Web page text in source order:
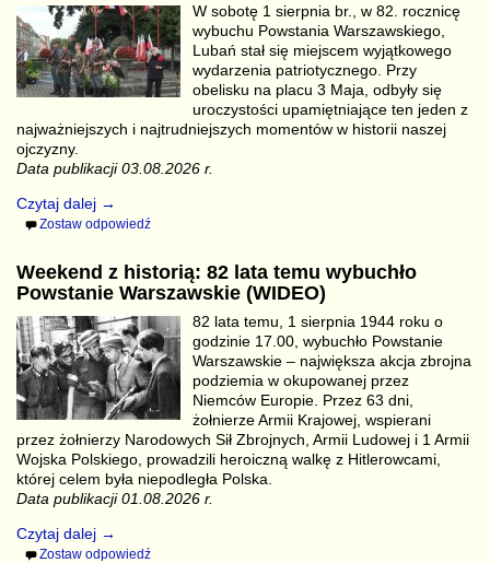
W sobotę 1 sierpnia br., w 82. rocznicę
wybuchu Powstania Warszawskiego,
Lubań stał się miejscem wyjątkowego
wydarzenia patriotycznego. Przy
obelisku na placu 3 Maja, odbyły się
uroczystości upamiętniające ten jeden z
najważniejszych i najtrudniejszych momentów w historii naszej
ojczyzny.
Data publikacji 03.08.2026 r.
Czytaj dalej →
Zostaw odpowiedź
Weekend z historią: 82 lata temu wybuchło
Powstanie Warszawskie (WIDEO)
82 lata temu, 1 sierpnia 1944 roku o
godzinie 17.00, wybuchło Powstanie
Warszawskie – największa akcja zbrojna
podziemia w okupowanej przez
Niemców Europie. Przez 63 dni,
żołnierze Armii Krajowej, wspierani
przez żołnierzy Narodowych Sił Zbrojnych, Armii Ludowej i 1 Armii
Wojska Polskiego, prowadzili heroiczną walkę z Hitlerowcami,
której celem była niepodległa Polska.
Data publikacji 01.08.2026 r.
Czytaj dalej →
Zostaw odpowiedź